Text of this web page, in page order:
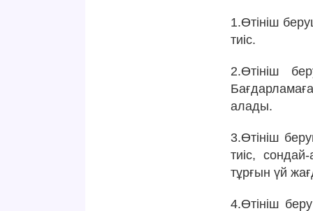
1.Өтініш
тиіс.
2.Өтініш
алады.
3.Өтініш
тиіс,
тұрғын үй
4.Өтініш